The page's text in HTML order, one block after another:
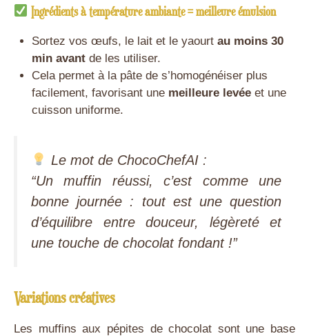
Ingrédients à température ambiante = meilleure émulsion
Sortez vos œufs, le lait et le yaourt au moins 30
min avantde les utiliser.
Cela permet à la pâte de s’homogénéiser plus
facilement, favorisant une meilleure levéeet une
cuisson uniforme.
Le mot de ChocoChefAI :
“Un muffin réussi, c’est comme une
bonne journée : tout est une question
d’équilibre entre douceur, légèreté et
une touche de chocolat fondant !”
Variations créatives
Les muffins aux pépites de chocolat sont une base